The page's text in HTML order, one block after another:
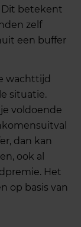
Dit betekent
zelf
een buffer
wachttijd
situatie.
voldoende
dan kan
ook al
Het
op basis van